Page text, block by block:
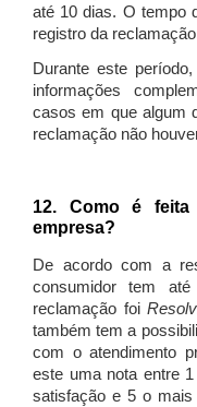
até 10 dias. O tempo
registro da
Durante este
informações
casos em que algum
reclamação não
12. Como é
empresa?
De acordo com a
consumidor tem
reclamação foi
também tem a
com o atendimento
este uma nota entre
satisfação e 5 o